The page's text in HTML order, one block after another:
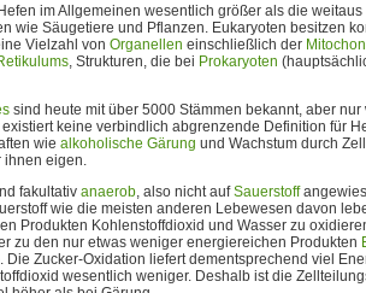
im Allgemeinen wesentlich größer als die
wie Säugetiere und Pflanzen. Eukaryoten besitzen
Vielzahl von Organellen einschließlich der
, Strukturen, die bei Prokaryoten
sind heute mit über 5000 Stämmen bekannt, aber
keine verbindlich abgrenzende Definition für
wie alkoholische Gärung und Wachstum durch
ihnen eigen.
fakultativ anaerob, also nicht aufSauerstoff
wie die meisten anderen Lebewesen davon
Produkten Kohlenstoffdioxid und Wasser zu
zu den nur etwas weniger energiereichen Produkten
Die Zucker-Oxidation liefert dementsprechend viel
wesentlich weniger. Deshalb ist die